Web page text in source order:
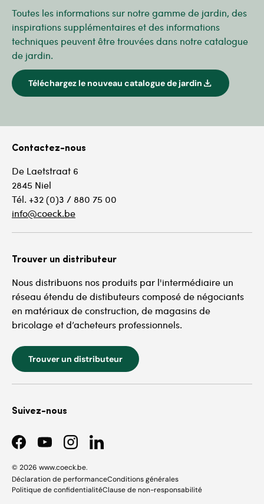
Toutes les informations sur notre gamme de jardin, des
inspirations supplémentaires et des informations
techniques peuvent être trouvées dans notre catalogue
de jardin.
Téléchargez le nouveau catalogue de jardin download
Contactez-nous
De Laetstraat 6
2845 Niel
Tél. +32 (0)3 / 880 75 00
info@coeck.be
Trouver un distributeur
Nous distribuons nos produits par l'intermédiaire un
réseau étendu de distibuteurs composé de négociants
en matériaux de construction, de magasins de
bricolage et d’acheteurs professionnels.
Trouver un distributeur
Suivez-nous
FacebookYouTubeInstagramLinkedIn
© 2026 www.coeck.be.
Déclaration de performanceConditions générales
Politique de confidentialitéClause de non-responsabilité